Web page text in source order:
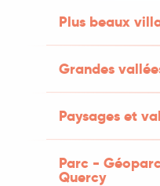
Plus beaux
Grandes
Paysages et
Parc -
Quercy